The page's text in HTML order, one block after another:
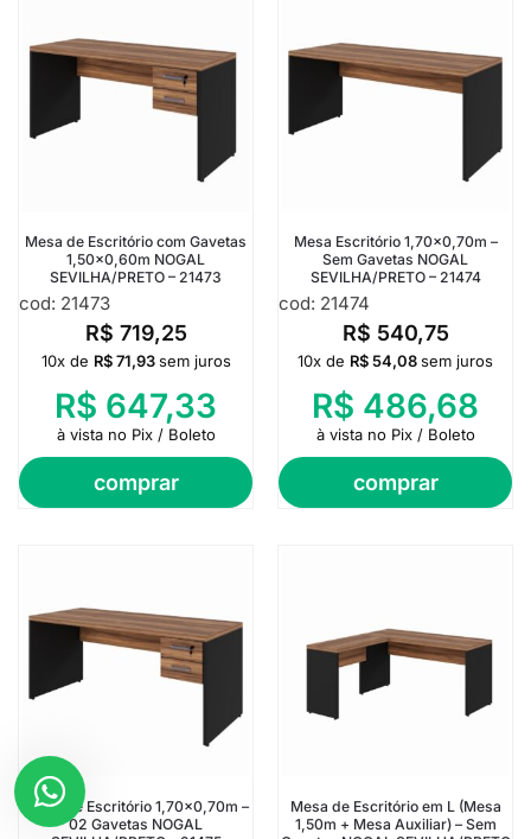
Mesa de Escritório com Gavetas
1,50×0,60m NOGAL
SEVILHA/PRETO – 21473
cod: 21473
R$ 719,25
comprar
10x de R$71,93 sem juros
R$ 647,33
à vista no Pix / Boleto
Mesa Escritório 1,70×0,70m –
Sem Gavetas NOGAL
SEVILHA/PRETO – 21474
cod: 21474
R$ 540,75
comprar
10x de R$54,08sem juros
R$ 486,68
à vista no Pix / Boleto
Mesa de Escritório 1,70×0,70m –
02 Gavetas NOGAL
Mesa de Escritório em L (Mesa
1,50m + Mesa Auxiliar) – Sem